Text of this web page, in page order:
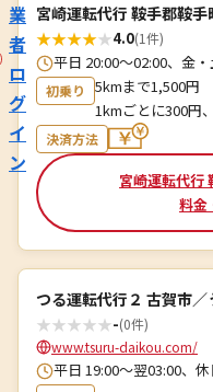
業
者
ロ
グ
イ
ン
宮崎運転代行 鞍手郡鞍
★★★★★4.0(1件)
平日 20:00～02:00、金
初乗り
5kmまで1,500円
1kmごとに300円
決済方法
宮崎運転代行
料金
つる運転代行２ 古賀市／
★★★★★-(0件)
www.tsuru-daikou.com/
平日 19:00～翌03:00、